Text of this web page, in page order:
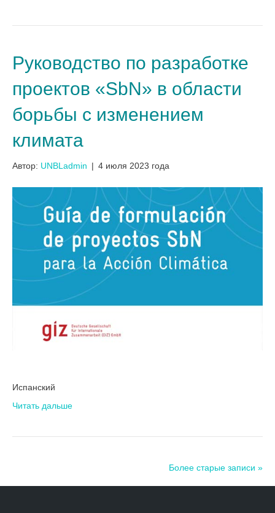
Руководство по разработке
проектов «SbN» в области
борьбы с изменением
климата
Автор: UNBLadmin | 4 июля 2023 года
Испанский
Читать дальше
Более старые записи »